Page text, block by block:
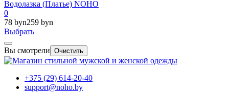
Водолазка (Платье) NOHO
0
78 byn259 byn
Выбрать
Вы смотрели Очистить
+375 (29) 614-20-40
support@noho.by